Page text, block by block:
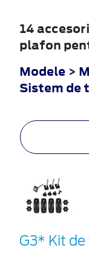
14
plafon
Modele >
Sistem de
G3* Kit de